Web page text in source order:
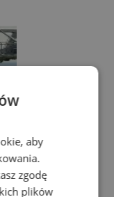
aby
zgodę
plików